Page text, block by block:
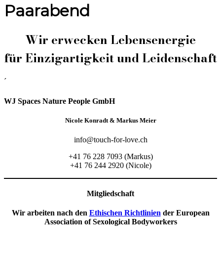
Paarabend
Wir erwecken Lebensenergie
für Einzigartigkeit und Leidenschaft
´
WJ Spaces Nature People GmbH
Nicole Konradt & Markus Meier
info@touch-for-love.ch
+41 76 228 7093 (Markus)
+41 76 244 2920 (Nicole)
Mitgliedschaft
Wir arbeiten nach den Ethischen Richtliniender European
Association of Sexological Bodyworkers